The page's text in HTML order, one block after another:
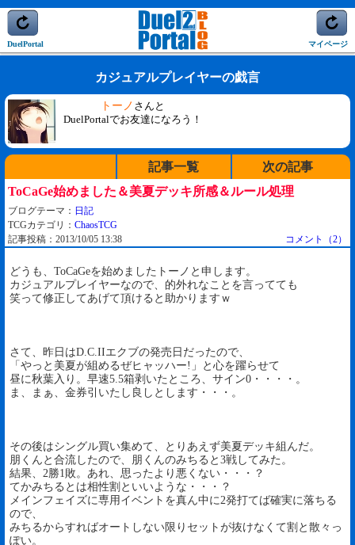
DuelPortal マイページ
カジュアルプレイヤーの戯言
トーノ さんと
DuelPortalでお友達になろう！
記事一覧
次の記事
ToCaGe始めました＆美夏デッキ所感＆ルール処理
ブログテーマ： 日記
TCGカテゴリ： ChaosTCG
記事投稿：2013/10/05 13:38
コメント（2）
どうも、ToCaGeを始めましたトーノと申します。
カジュアルプレイヤーなので、的外れなことを言ってても
笑って修正してあげて頂けると助かりますｗ
さて、昨日はD.C.IIエクブの発売日だったので、
「やっと美夏が組めるぜヒャッハー!」と心を躍らせて
昼に秋葉入り。早速5.5箱剥いたところ、サイン0・・・・。
ま、まぁ、金券引いたし良しとします・・・。
その後はシングル買い集めて、とりあえず美夏デッキ組んだ。
朋くんと合流したので、朋くんのみちると3戦してみた。
結果、2勝1敗。あれ、思ったより悪くない・・・？
てかみちるとは相性割といいような・・・？
メインフェイズに専用イベントを真ん中に2発打てば確実に落ちる
ので、
みちるからすればオートしない限りセットが抜けなくて割と散々っ
ぽい。